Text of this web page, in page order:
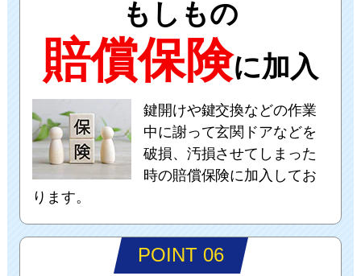
もしもの
賠償保険に加入
鍵開けや鍵交換などの作業
中に謝って玄関ドアなどを
破損、汚損させてしまった
時の賠償保険に加入してお
ります。
POINT 06